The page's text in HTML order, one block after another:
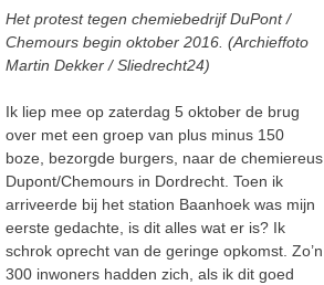
Het protest tegen chemiebedrijf DuPont /
Chemours begin oktober 2016. (Archieffoto
Martin Dekker / Sliedrecht24)
Ik liep mee op zaterdag 5 oktober de brug
over met een groep van plus minus 150
boze, bezorgde burgers, naar de chemiereus
Dupont/Chemours in Dordrecht. Toen ik
arriveerde bij het station Baanhoek was mijn
eerste gedachte, is dit alles wat er is? Ik
schrok oprecht van de geringe opkomst. Zo’n
300 inwoners hadden zich, als ik dit goed